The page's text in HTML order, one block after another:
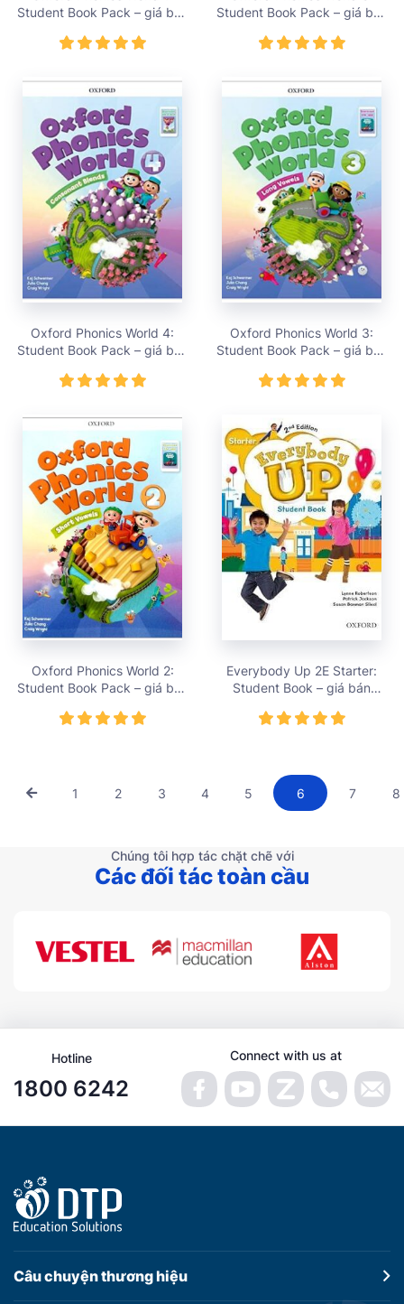
Student Book Pack – giá bán
Student Book Pack – giá bán
Oxford Phonics World 4:
Student Book Pack – giá bán
Oxford Phonics World 3:
Student Book Pack – giá bán
Oxford Phonics World 2:
Student Book Pack – giá bán
Everybody Up 2E Starter:
Student Book – giá bán
1 2 3 4 5 6 7 8
Chúng tôi hợp tác chặt chẽ với
Các đối tác toàn cầu
Hotline
1800 6242
Connect with us at
Câu chuyệnthương hiệu